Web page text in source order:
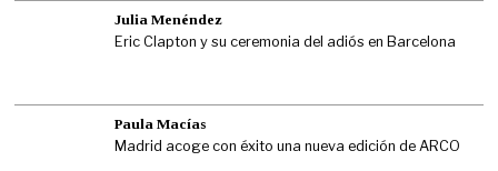
Julia Menéndez
Eric Clapton y su ceremonia del adiós en Barcelona
Paula Macías
Madrid acoge con éxito una nueva edición de ARCO